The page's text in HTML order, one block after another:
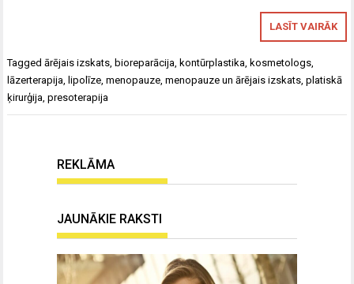
LASĪT VAIRĀK
Taggedārējais izskats ,bioreparācija ,kontūrplastika ,kosmetologs
lāzerterapija ,lipolīze ,menopauze ,menopauze un ārējais izskats ,platiskā
ķirurģija ,presoterapija
REKLĀMA
JAUNĀKIE RAKSTI